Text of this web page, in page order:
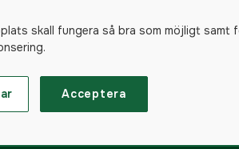
skall fungera så bra som möjligt samt
Acceptera